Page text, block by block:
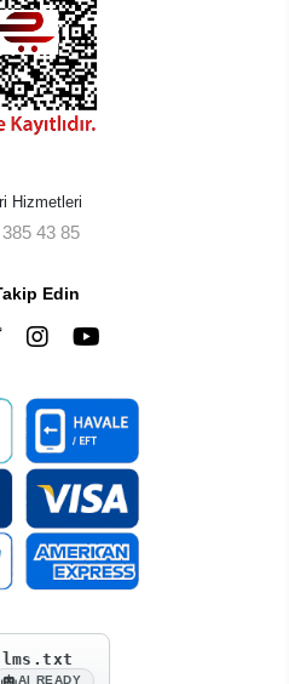
Hizmetleri
43 85
Edin
AI READY